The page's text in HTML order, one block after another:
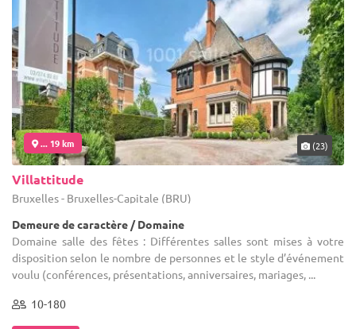
... 19 km (23)
Villattitude
Bruxelles - Bruxelles-Capitale (BRU)
Demeure de caractère / Domaine
Domaine salle des fêtes : Différentes salles sont mises à votre
disposition selon le nombre de personnes et le style d’événement
voulu (conférences, présentations, anniversaires, mariages, ...
10-180